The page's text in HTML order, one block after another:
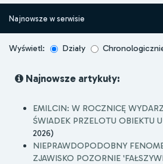
Najnowsze w serwisie
Wyświetl: Działy
Najnowsze artykuły:
EMILCIN: W ROCZNICĘ
ŚWIADEK PRZELOTU OBIEKTU
2026)
NIEPRAWDOPODOBNY
ZJAWISKO POZORNIE